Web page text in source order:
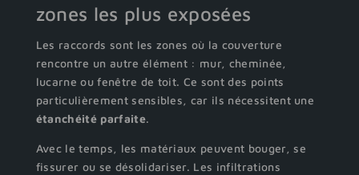
zones les plus exposées
Les raccords sont les zones où la couverture
rencontre un autre élément : mur, cheminée,
lucarne ou fenêtre de toit. Ce sont des points
particulièrement sensibles, car ils nécessitent une
étanchéité parfaite.
Avec le temps, les matériaux peuvent bouger, se
fissurer ou se désolidariser. Les infiltrations